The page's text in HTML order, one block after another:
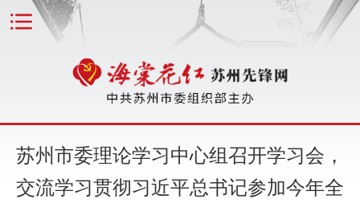
苏州市委理论学习中心组召开学习会，
交流学习贯彻习近平总书记参加今年全